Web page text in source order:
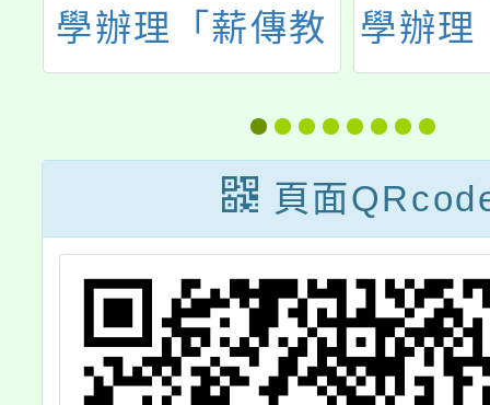
學辦理「薪傳教
師未來力培訓工
作坊實施計畫」
學辦理
鬥
頁面